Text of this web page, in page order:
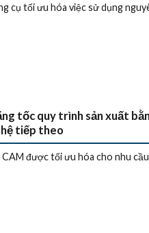
cụ tối ưu hóa việc sử dụng
tốc quy trình sản xuất
tiếp theo
được tối ưu hóa cho nhu cầu